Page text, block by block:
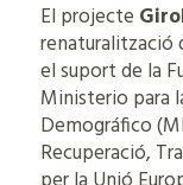
El projecte
renaturalització
el suport de la
Ministerio para
Demográfico
Recuperació,